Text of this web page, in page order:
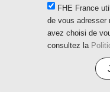
FHE France
de vous adresser
avez choisi de
consultez la